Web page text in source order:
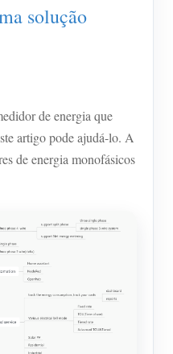
solução
de energia que
artigo pode ajudá-lo. A
de energia monofásicos